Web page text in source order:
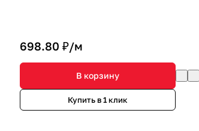
698.80 ₽/м
В корзину
Купить в 1 клик